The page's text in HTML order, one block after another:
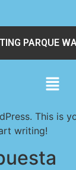
PARQUE
This is
writing!